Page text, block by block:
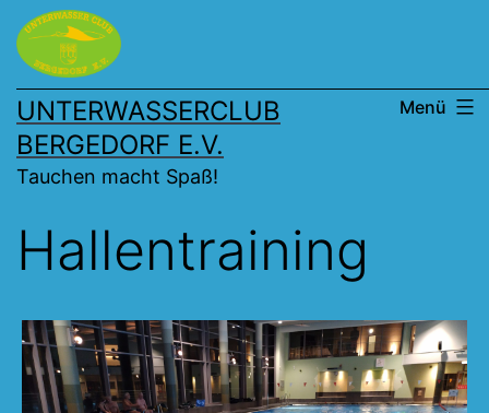
Zum
Inhalt
springen
UNTERWASSERCLUB
BERGEDORF E.V.
Tauchen macht Spaß!
Menü
Hallentraining